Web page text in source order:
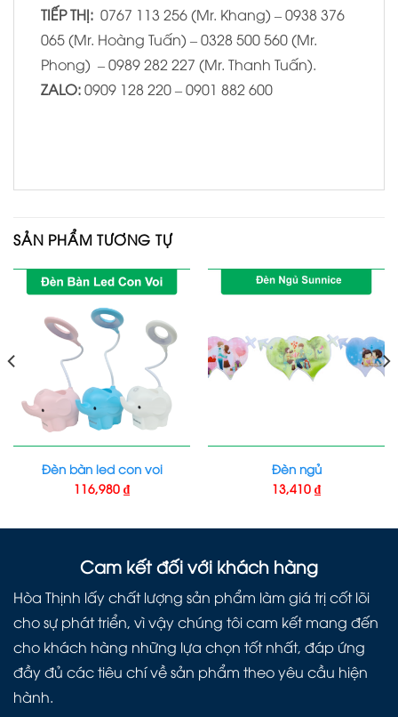
TIẾP THỊ: 0767 113 256 (Mr. Khang) – 0938 376
065 (Mr. Hoàng Tuấn) – 0328 500 560 (Mr.
Phong) – 0989 282 227 (Mr. Thanh Tuấn).
ZALO:0909 128 220 – 0901 882 600
SẢN PHẨM TƯƠNG TỰ
Đèn bàn led con voi
116,980 ₫
Đèn ngủ
13,410 ₫
Cam kết đối với khách hàng
Hòa Thịnh lấy chất lượng sản phẩm làm giá trị cốt lõi
cho sự phát triển, vì vậy chúng tôi cam kết mang đến
cho khách hàng những lựa chọn tốt nhất, đáp ứng
đầy đủ các tiêu chí về sản phẩm theo yêu cầu hiện
hành.